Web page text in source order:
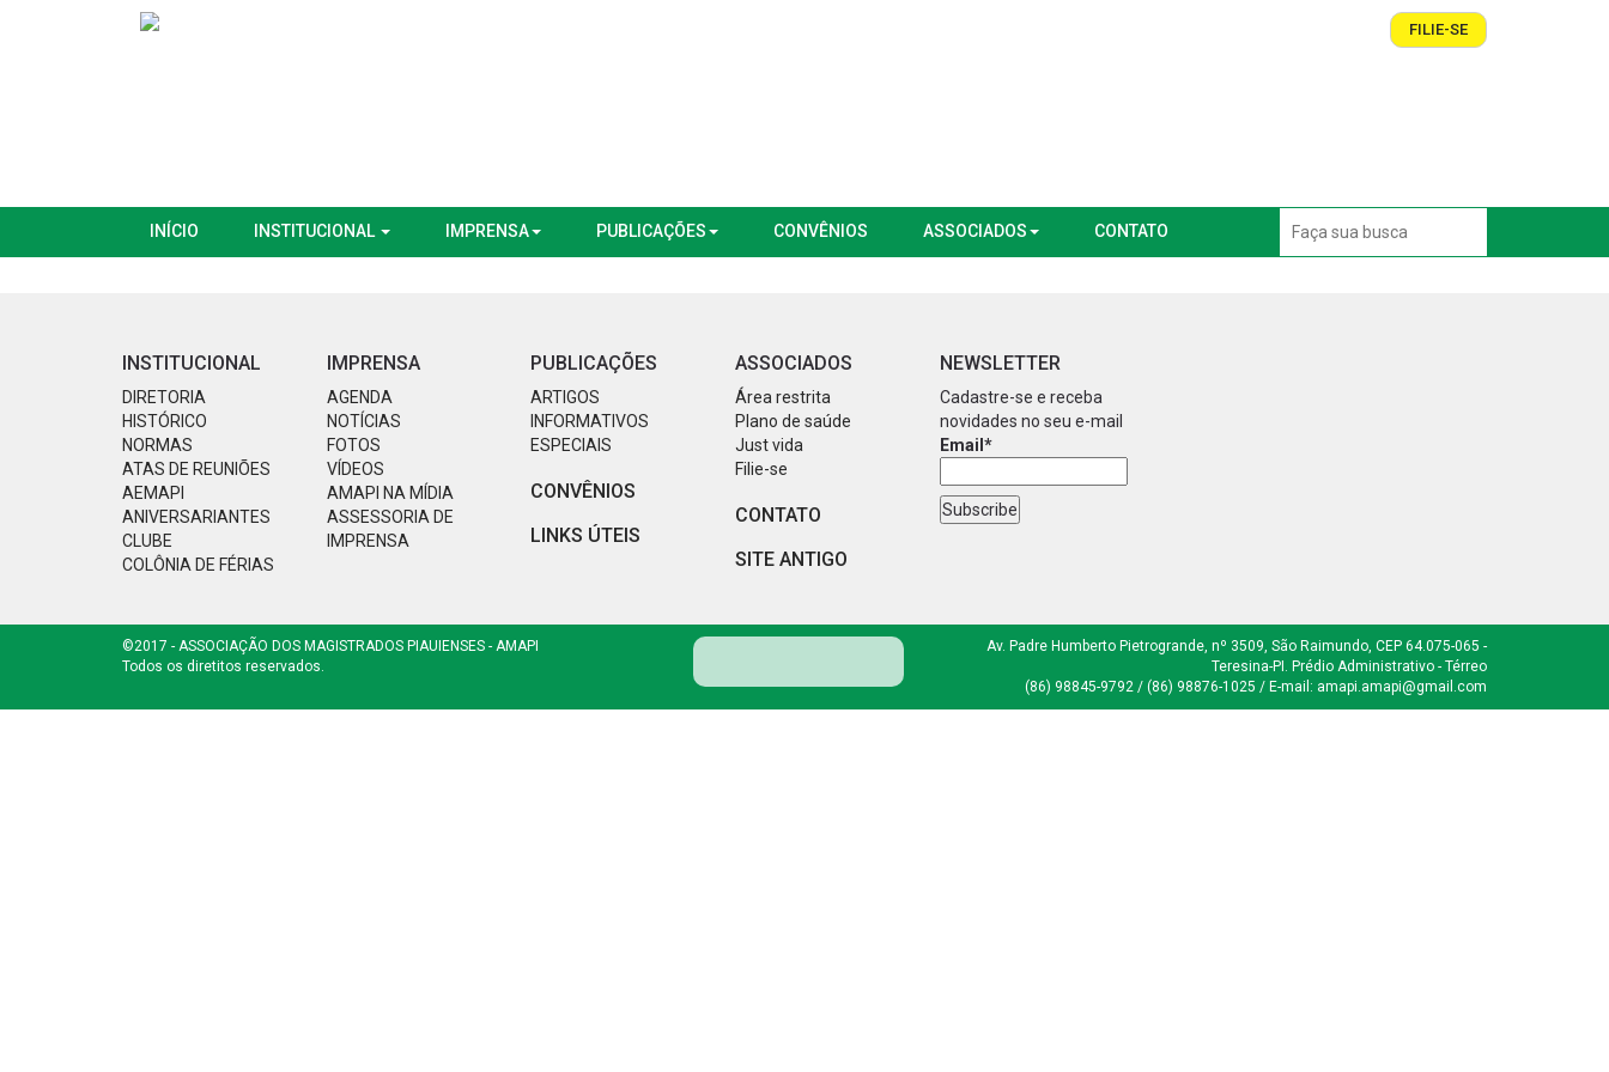
FILIE-SE
INÍCIO INSTITUCIONAL IMPRENSA PUBLICAÇÕES CONVÊNIOS ASSOCIADOS CONTATO
INSTITUCIONAL
DIRETORIA
HISTÓRICO
NORMAS
ATAS DE REUNIÕES
AEMAPI
ANIVERSARIANTES
CLUBE
COLÔNIA DE FÉRIAS
IMPRENSA
AGENDA
NOTÍCIAS
FOTOS
VÍDEOS
AMAPI NA MÍDIA
ASSESSORIA DE
IMPRENSA
PUBLICAÇÕES
ARTIGOS
INFORMATIVOS
ESPECIAIS
CONVÊNIOS
LINKS ÚTEIS
ASSOCIADOS
Área restrita
Plano de saúde
Just vida
Filie-se
CONTATO
SITE ANTIGO
NEWSLETTER
Cadastre-se e receba
novidades no seu e-mail
Email*
©2017 - ASSOCIAÇÃO DOS MAGISTRADOS PIAUIENSES - AMAPI
Todos os diretitos reservados.
Av. Padre Humberto Pietrogrande, nº 3509, São Raimundo, CEP 64.075-065 -
Teresina-PI. Prédio Administrativo - Térreo
(86) 98845-9792 / (86) 98876-1025 / E-mail: amapi.amapi@gmail.com